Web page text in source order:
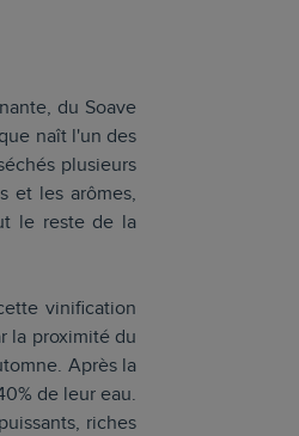
du Soave
naît l'un des
plusieurs
et les arômes,
le reste de la
vinification
la proximité du
Après la
de leur eau.
riches